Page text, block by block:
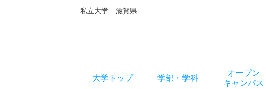
私立大学 滋賀県
大学トップ 学部 ・ 学科
オープン
キャンパス